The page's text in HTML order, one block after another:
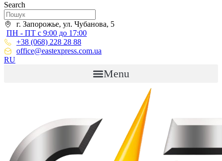
Search
г. Запорожье, ул. Чубанова, 5
ПН - ПТ с 9:00 до 17:00
+38 (068) 228 28 88
office@eastexpress.com.ua
RU
Menu